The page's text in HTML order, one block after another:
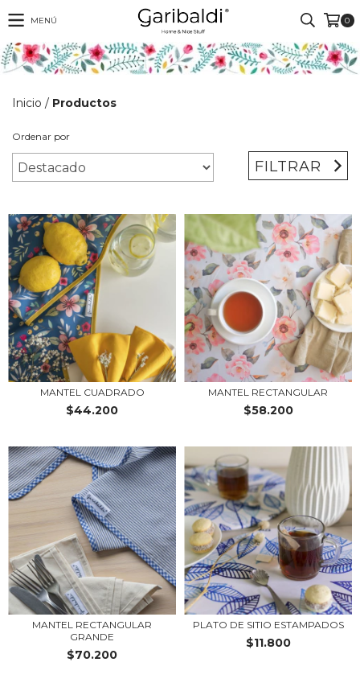
MENÚ 0
Inicio / Productos
Ordenar por
FILTRAR
MANTEL CUADRADO
$44.200
MANTEL RECTANGULAR
$58.200
MANTEL RECTANGULAR
GRANDE
$70.200
PLATO DE SITIO ESTAMPADOS
$11.800